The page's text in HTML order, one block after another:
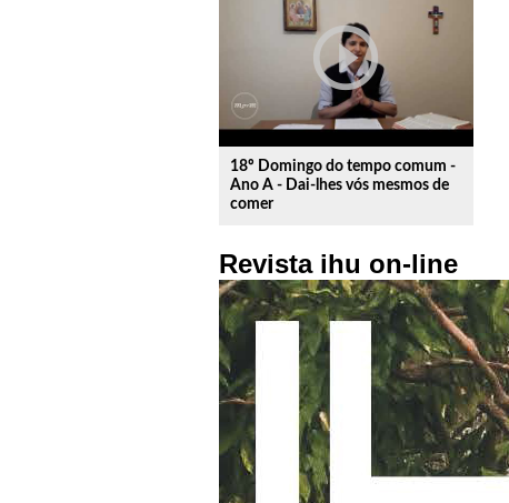
play_circle_outline
18º Domingo do tempo comum -
Ano A - Dai-lhes vós mesmos de
comer
Revista ihu on-line